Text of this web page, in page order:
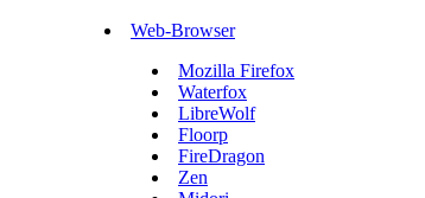
Web-Browser
Mozilla Firefox
Waterfox
LibreWolf
Floorp
FireDragon
Zen